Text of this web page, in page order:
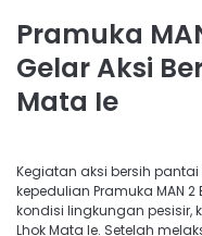
Pramuka
Gelar Aksi
Mata Ie
Kegiatan aksi bersih
kepedulian Pramuka MAN
kondisi lingkungan pesisir,
Lhok Mata Ie. Setelah